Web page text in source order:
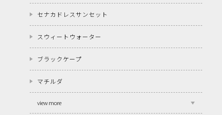
セナカドレスサンセット
スウィートウォーター
ブラックケープ
マチルダ
view more